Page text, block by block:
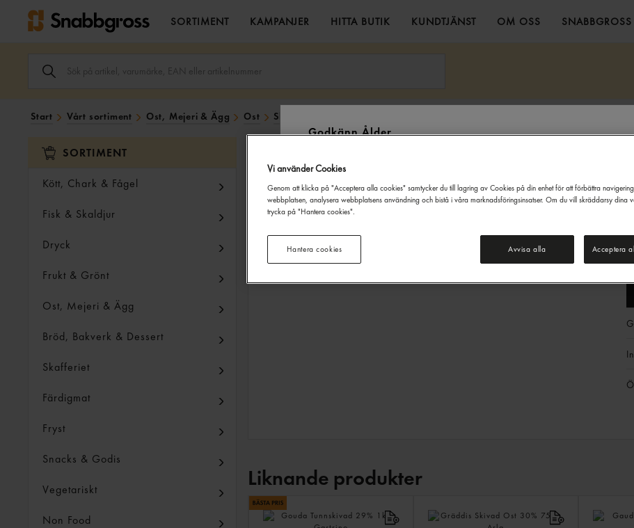
SORTIMENT KAMPANJER HITTA BUTIK KUNDTJÄNST OM OSS
ARTIKEL,
ARTIKELNUMMER
SÖK
FÄLTET.
Start Vårt sortiment Ost, Mejeri & Ägg Ost Skivad & Riven Ost
SORTIMENT
Kött, Chark & Fågel
Fisk & Skaldjur
Dryck
Frukt & Grönt
Ost, Mejeri & Ägg
Bröd, Bakverk & Dessert
Skafferiet
Färdigmat
Fryst
Snacks & Godis
Vegetariskt
Non Food
Liknande produkter
Godkänn Ålder
och besök på denna webbplats måste du vara 20 år eller äldre.
JAG ÄR UNDER 20 ÅR JAG ÄR 20 ÅR ELLER ÄLDRE
Vi använder Cookies
Genom att klicka på "Acceptera alla cookies" samtycker du till lagring av Cookies på din enhet för att förbättra
webbplatsen, analysera webbplatsens användning och bistå i våra marknadsföringsinsatser. Om du vill skräddarsy dina
trycka på "Hantera cookies".
Avvisa alla Acceptera
Hantera cookies